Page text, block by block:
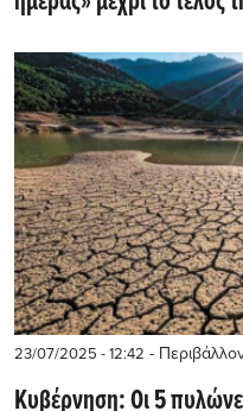
23/07/2025 - 12:42 -
Κυβέρνηση: Οι 5